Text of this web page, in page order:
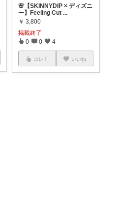
🌸【SKINNYDIP × ディズニ
ー】Feeling Cut ...
￥ 3,800
掲載終了
0 0 4
コレ いいね